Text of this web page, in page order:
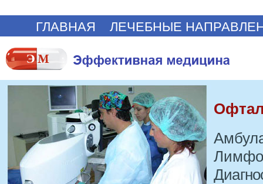
ГЛАВНАЯ ЛЕЧЕБНЫЕ